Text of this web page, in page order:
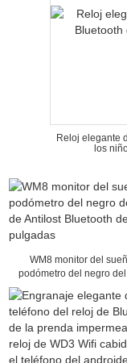
Reloj elegante
los
WM8 monitor del
podómetro del negro
pulgadas